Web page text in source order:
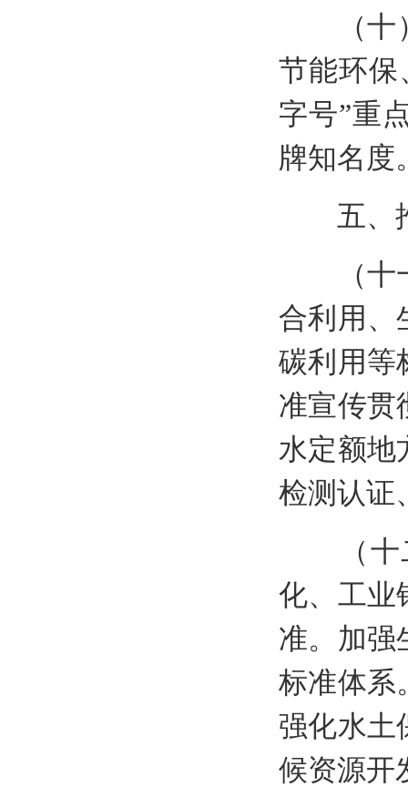
（十）
节能环保
字号”重
牌知名度
五、推
（十一
合利用、
碳利用等
准宣传贯
水定额地
检测认证
（十二
化、工业
准。加强
标准体系
强化水土
候资源开